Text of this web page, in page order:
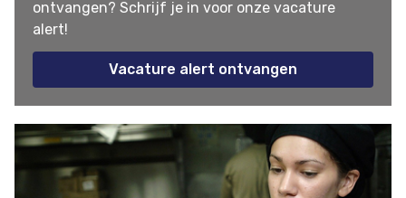
ontvangen? Schrijf je in voor onze vacature
alert!
Vacature alert ontvangen